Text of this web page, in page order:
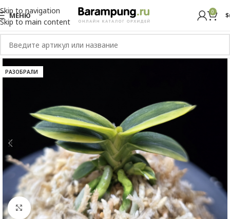
Skip to navigation
Skip to main content
МЕНЮ 0 $
РАЗОБРАЛИ
Увеличить